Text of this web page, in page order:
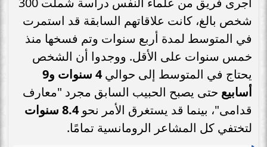
شخص بالغ، كانت علاقاتهم السابقة قد استمرت
في المتوسط لمدة أربع سنوات وتم فسخها منذ
خمس سنوات على الأقل. ووجدوا أن الشخص
يحتاج في المتوسط إلى حوالي
4 سنوات و9
أسابيع حتى يصبح الحبيب السابق مجرد "معارف
قدامى"، بينما قد يستغرق الأمر نحو 8.4 سنوات
لتختفي كل المشاعر الرومانسية تمامًا.